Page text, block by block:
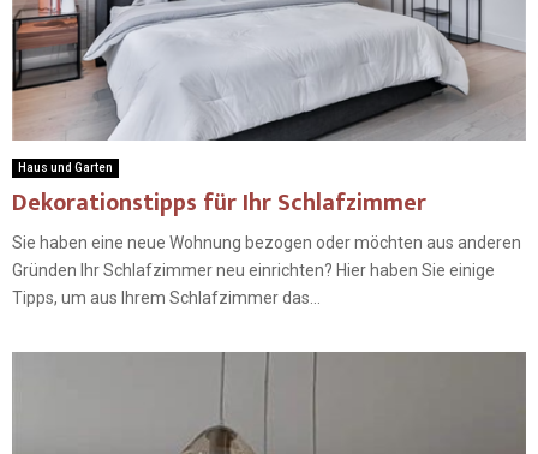
Haus und Garten
Dekorationstipps für Ihr Schlafzimmer
Sie haben eine neue Wohnung bezogen oder möchten aus anderen
Gründen Ihr Schlafzimmer neu einrichten? Hier haben Sie einige
Tipps, um aus Ihrem Schlafzimmer das...